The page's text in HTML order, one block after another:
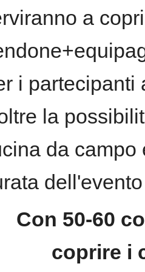
a
i partecipanti
la
da campo
Con 50-60
coprire i